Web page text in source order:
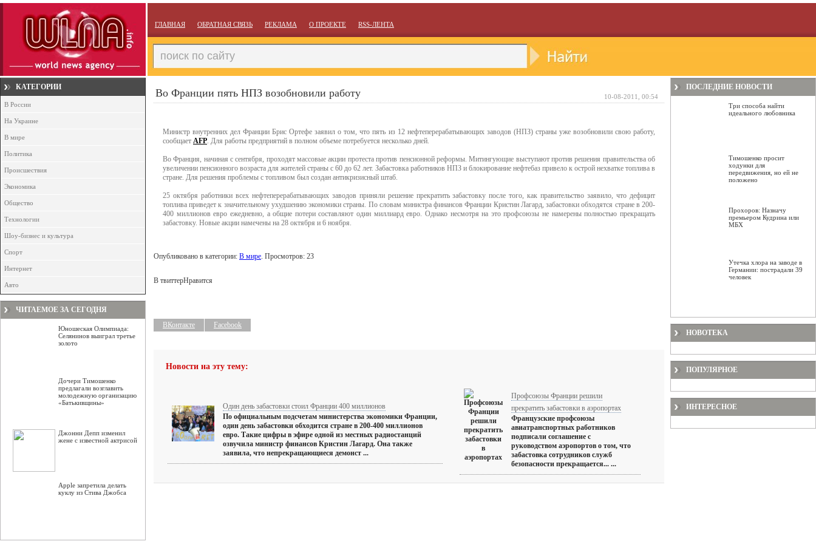
ГЛАВНАЯ ОБРАТНАЯ СВЯЗЬ РЕКЛАМА О ПРОЕКТЕ RSS-ЛЕНТА
КАТЕГОРИИ
В России
На Украине
В мире
Политика
Происшествия
Экономика
Общество
Технологии
Шоу-бизнес и культура
Спорт
Интернет
Авто
ЧИТАЕМОЕ ЗА СЕГОДНЯ
Юношеская Олимпиада:
Селянинов выиграл третье
золото
Дочери Тимошенко
предлагали возглавить
молодежную организацию
«Батькивщины»
Джонни Депп изменил
жене с известной актрисой
Apple запретила делать
куклу из Стива Джобса
Во Франции пять НПЗ возобновили работу
Министр внутренних дел Франции Брис Ортефе заявил о том, что пять из 12 нефтеперерабатывающих заводов (НПЗ) страны уже возобновили свою работу,
сообщает AFP. Для работы предприятий в полном объеме потребуется несколько дней.
Во Франция, начиная с сентября, проходят массовые акции протеста против пенсионной реформы. Митингующие выступают против решения правительства об
увеличении пенсионного возраста для жителей страны с 60 до 62 лет. Забастовка работников НПЗ и блокирование нефтебаз привело к острой нехватке топлива в
стране. Для решения проблемы с топливом был создан антикризисный штаб.
25 октября работники всех нефтеперерабатывающих заводов приняли решение прекратить забастовку после того, как правительство заявило, что дефицит
топлива приведет к значительному ухудшению экономики страны. По словам министра финансов Франции Кристин Лагард, забастовки обходятся стране в 200-
400 миллионов евро ежедневно, а общие потери составляют один миллиард евро. Однако несмотря на это профсоюзы не намерены полностью прекращать
забастовку. Новые акции намечены на 28 октября и 6 ноября.
Опубликовано в категории: В мире. Просмотров: 23
В твиттерНравится
ВКонтакте Facebook
Новости на эту тему:
Один день забастовки стоил Франции 400 миллионов
По официальным подсчетам министерства экономики Франции,
один день забастовки обходится стране в 200-400 миллионов
евро. Такие цифры в эфире одной из местных радиостанций
озвучила министр финансов Кристин Лагард. Она также
заявила, что непрекращающиеся демонст ...
Профсоюзы Франции решили
прекратить забастовки в аэропортах
Французские профсоюзы
авиатранспортных работников
подписали соглашение с
руководством аэропортов о том, что
забастовка сотрудников служб
безопасности прекращается... ...
10-08-2011, 00:54
ПОСЛЕДНИЕ НОВОСТИ
Три способа найти
идеального любовника
Тимошенко просит
ходунки для
передвижения, но ей не
положено
Прохоров: Назначу
премьером Кудрина или
МБХ
Утечка хлора на заводе в
Германии: пострадали 39
человек
НОВОТЕКА
ПОПУЛЯРНОЕ
ИНТЕРЕСНОЕ